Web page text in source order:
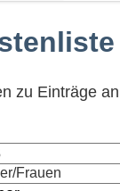
zu Einträge
Frauen